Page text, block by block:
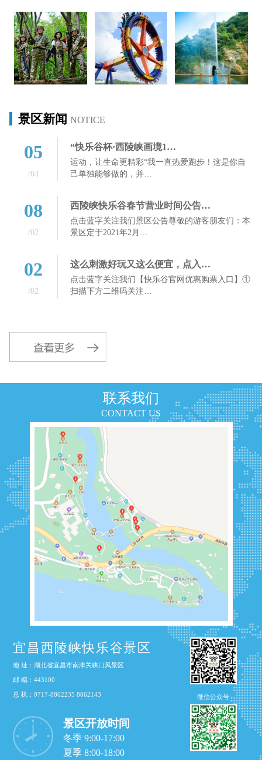
景区新闻 NOTICE
05
/04
“快乐谷杯·西陵峡画境1…
运动，让生命更精彩“我一直热爱跑步！这是你自
己单独能够做的，并…
08
/02
西陵峡快乐谷春节营业时间公告…
点击蓝字关注我们景区公告尊敬的游客朋友们：本
景区定于2021年2月…
02
/02
这么刺激好玩又这么便宜，点入…
点击蓝字关注我们【快乐谷官网优惠购票入口】①
扫描下方二维码关注…
联系我们
CONTACT US
宜昌西陵峡快乐谷景区
地 址：湖北省宜昌市南津关峡口风景区
邮 编：443100
总 机：0717-8862235 8862143
景区开放时间
冬季 9:00-17:00
夏季 8:00-18:00
微信公众号